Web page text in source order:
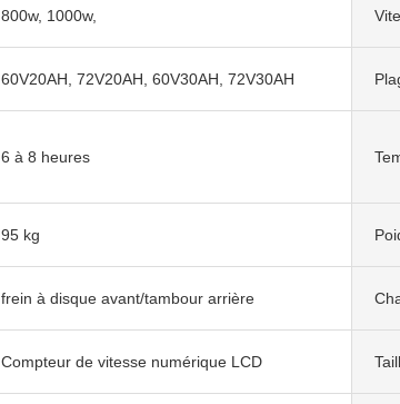
800w, 1000w,
60V20AH, 72V20AH, 60V30AH, 72V30AH
6 à 8 heures
95 kg
frein à disque avant/tambour arrière
Compteur de vitesse numérique LCD